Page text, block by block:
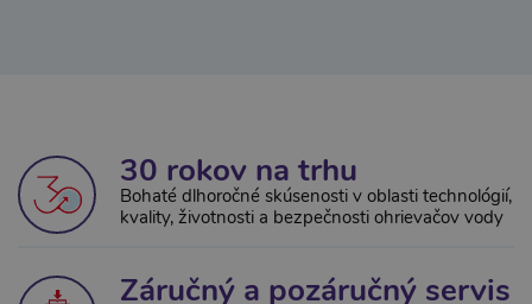
30 rokov na trhu
Bohaté dlhoročné skúsenosti v oblasti technológií,
kvality, životnosti a bezpečnosti ohrievačov vody
Záručný a pozáručný servis